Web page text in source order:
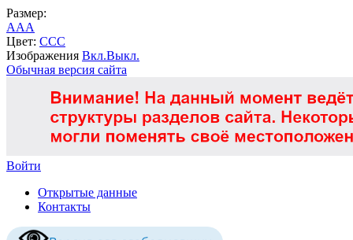
Размер:
AAA
Цвет: CCC
Изображения Вкл.Выкл.
Обычная версия сайта
Войти
Открытые данные
Контакты